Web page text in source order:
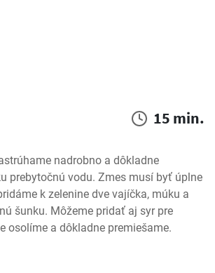
15 min.
nadrobno a dôkladne
prebytočnú vodu. Zmes musí byť úplne
k zelenine dve vajíčka, múku a
šunku. Môžeme pridať aj syr pre
osolíme a dôkladne premiešame.